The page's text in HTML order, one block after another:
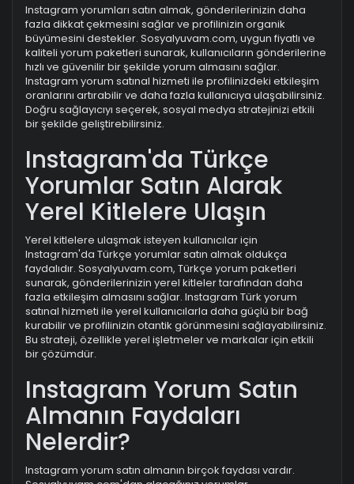
Instagram yorumları satın almak, gönderilerinizin daha
fazla dikkat çekmesini sağlar ve profilinizin organik
büyümesini destekler. Sosyalyuvam.com, uygun fiyatlı ve
kaliteli yorum paketleri sunarak, kullanıcıların gönderilerine
hızlı ve güvenilir bir şekilde yorum almasını sağlar.
Instagram yorum satınal hizmeti ile profilinizdeki etkileşim
oranlarını artırabilir ve daha fazla kullanıcıya ulaşabilirsiniz.
Doğru sağlayıcıyı seçerek, sosyal medya stratejinizi etkili
bir şekilde geliştirebilirsiniz.
Instagram'da Türkçe
Yorumlar Satın Alarak
Yerel Kitlelere Ulaşın
Yerel kitlelere ulaşmak isteyen kullanıcılar için
Instagram'da Türkçe yorumlar satın almak oldukça
faydalıdır. Sosyalyuvam.com, Türkçe yorum paketleri
sunarak, gönderilerinizin yerel kitleler tarafından daha
fazla etkileşim almasını sağlar. Instagram Türk yorum
satınal hizmeti ile yerel kullanıcılarla daha güçlü bir bağ
kurabilir ve profilinizin otantik görünmesini sağlayabilirsiniz.
Bu strateji, özellikle yerel işletmeler ve markalar için etkili
bir çözümdür.
Instagram Yorum Satın
Almanın Faydaları
Nelerdir?
Instagram yorum satın almanın birçok faydası vardır.